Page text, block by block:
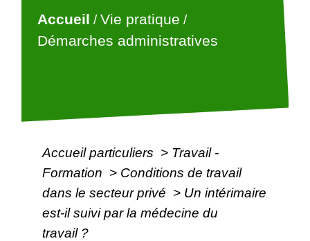
Accueil /Vie pratique /
Démarches administratives
Accueil particuliers > Travail -
Formation > Conditions de travail
dans le secteur privé > Un intérimaire
est-il suivi par la médecine du
travail ?